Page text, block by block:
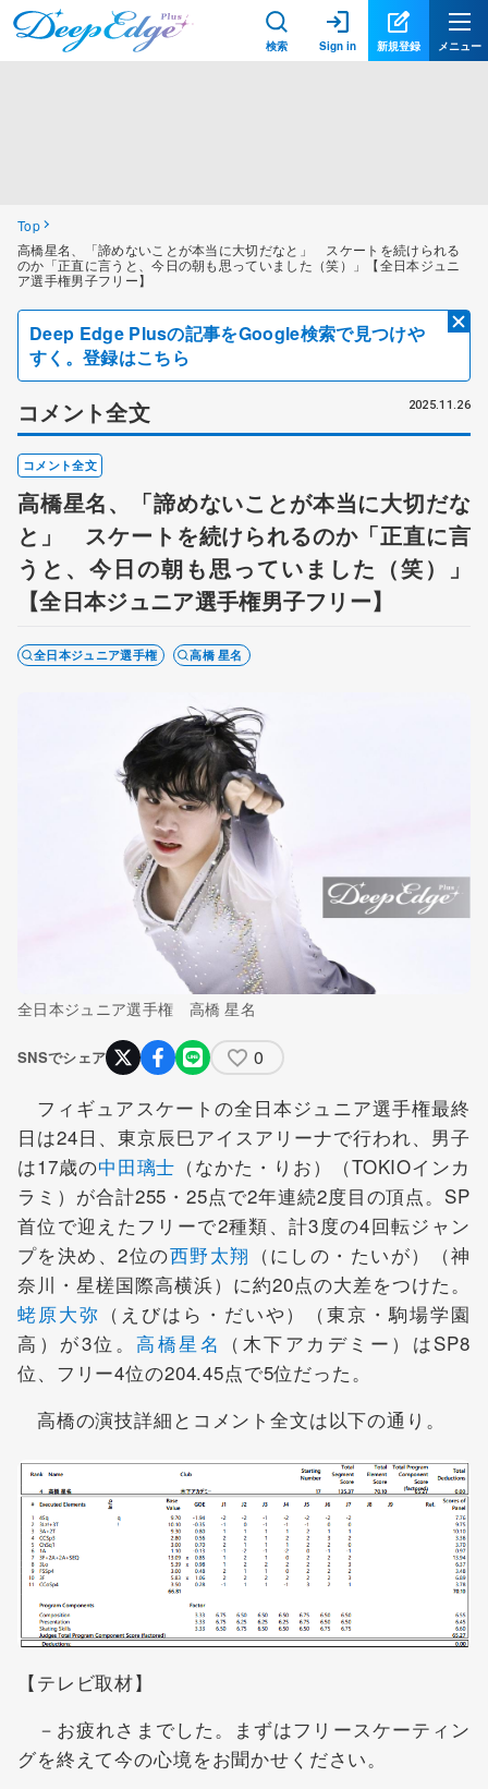
検索 Sign in 新規登録 メニュー
Top
高橋星名、「諦めないことが本当に大切だなと」 スケートを続けられる
のか「正直に言うと、今日の朝も思っていました（笑）」【全日本ジュニ
ア選手権男子フリー】
Deep Edge Plusの記事をGoogle検索で見つけや
すく。登録はこちら
コメント全文 2025.11.26
コメント全文
高橋星名、「諦めないことが本当に大切だな
と」 スケートを続けられるのか「正直に言
うと、今日の朝も思っていました（笑）」
【全日本ジュニア選手権男子フリー】
全日本ジュニア選手権 高橋 星名
全日本ジュニア選手権 高橋 星名
SNSでシェア 0
フィギュアスケートの全日本ジュニア選手権最終
日は24日、東京辰巳アイスアリーナで行われ、男子
は17歳の中田璃士 （なかた・りお）（TOKIOインカ
ラミ）が合計255・25点で2年連続2度目の頂点。SP
首位で迎えたフリーで2種類、計3度の4回転ジャン
プを決め、2位の西野太翔 （にしの・たいが）（神
奈川・星槎国際高横浜）に約20点の大差をつけた。
蛯原大弥 （えびはら・だいや）（東京・駒場学園
高）が3位。高橋星名 （木下アカデミー）はSP8
位、フリー4位の204.45点で5位だった。
高橋の演技詳細とコメント全文は以下の通り。
【テレビ取材】
－お疲れさまでした。まずはフリースケーティン
グを終えて今の心境をお聞かせください。